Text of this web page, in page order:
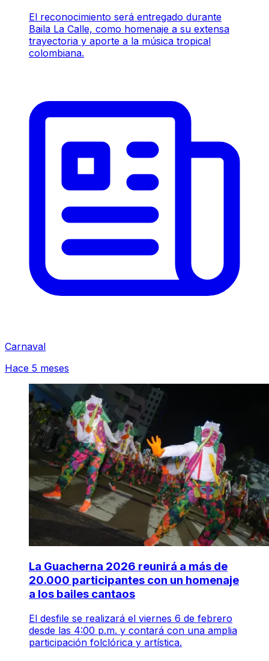
El reconocimiento será entregado durante
Baila La Calle, como homenaje a su extensa
trayectoria y aporte a la música tropical
colombiana.
Carnaval
Hace 5 meses
La Guacherna 2026 reunirá a más de
20.000 participantes con un homenaje
a los bailes cantaos
El desfile se realizará el viernes 6 de febrero
desde las 4:00 p.m. y contará con una amplia
participación folclórica y artística.